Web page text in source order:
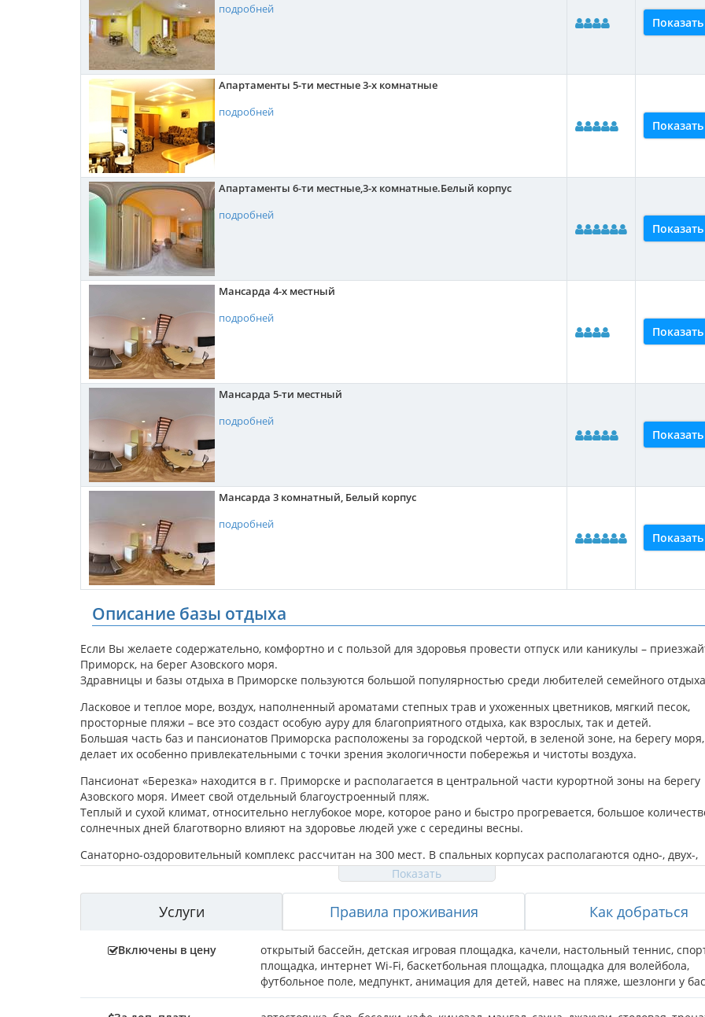
подробней
Апартаменты 5-ти местные 3-х комнатные
подробней
Апартаменты 6-ти местные,3-х комнатные.Белый корпус
подробней
Мансарда 4-х местный
подробней
Мансарда 5-ти местный
подробней
Мансарда 3 комнатный, Белый корпус
подробней
Описание базы отдыха
Если Вы желаете содержательно, комфортно и с пользой для здоровья провести отпуск или каникулы –
Приморск, на берег Азовского моря.
Здравницы и базы отдыха в Приморске пользуются большой популярностью среди любителей семейного
Ласковое и теплое море, воздух, наполненный ароматами степных трав и ухоженных цветников, мягкий песок,
просторные пляжи – все это создаст особую ауру для благоприятного отдыха, как взрослых, так и детей.
Большая часть баз и пансионатов Приморска расположены за городской чертой, в зеленой зоне, на берегу
делает их особенно привлекательными с точки зрения экологичности побережья и чистоты воздуха.
Пансионат «Березка» находится в г. Приморске и располагается в центральной части курортной зоны на берегу
Азовского моря. Имеет свой отдельный благоустроенный пляж.
Теплый и сухой климат, относительно неглубокое море, которое рано и быстро прогревается, большое
солнечных дней благотворно влияют на здоровье людей уже с середины весны.
Санаторно-оздоровительный комплекс рассчитан на 300 мест. В спальных корпусах располагаются одно-, двух-,
трехкомнатные номера класса «Люкс». В каждом номере холодильник, телевизор, кондиционер, санузел.
Услуги и инфраструктура: собственный пляж, оборудованный навесами и шезлонгами. На пляже размещен
прохладительными напитками и легкими закусками. Спортзал, оснащенный современными тренажерами,
площадки для игры в пляжный волейбол, уличный баскетбол, также установлены столы для настольного
Детская игровая комната с профессиональным аниматором, детская площадка с горками и качелями, мини-
уникальными животными. Прекрасный бар на территории пансионата, кинотеатр на 80 посадочных мест,
проводить семинары и конференции. Платная охраняемая стоянка, беседки для барбекю с водой и
Бесплатный WI-FI. Для детей оборудована детская площадка с горками и качелями фирмы «Kettler».
Показать
Услуги Правила проживания Как добраться
Включены в цену открытый бассейн, детская игровая площадка, качели, настольный теннис,
площадка, интернет Wi-Fi, баскетбольная площадка, площадка для волейбола,
футбольное поле, медпункт, анимация для детей, навес на пляже, шезлонги у